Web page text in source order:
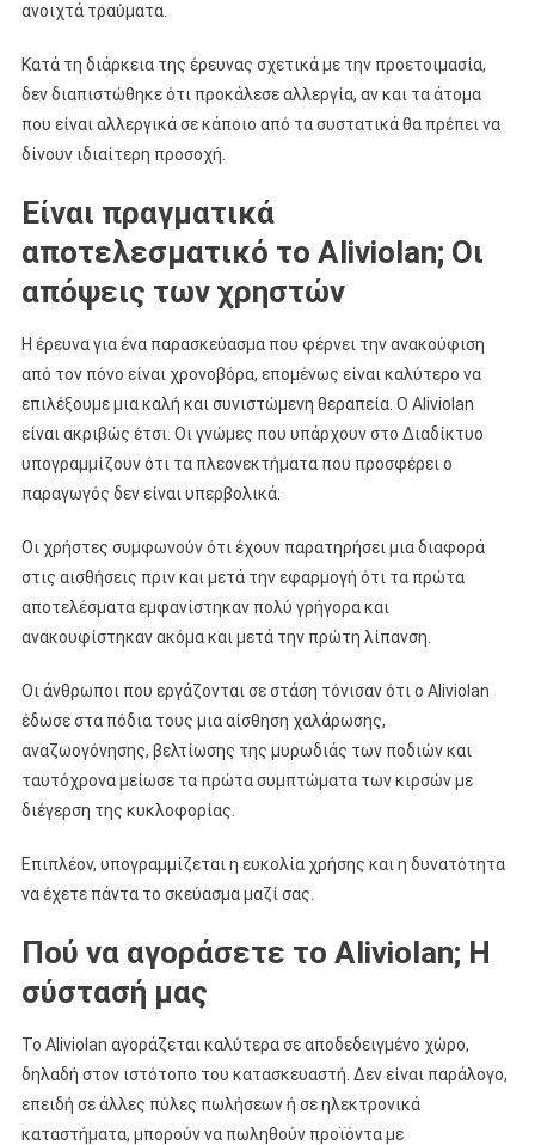
ανοιχτά τραύματα.
Κατά τη διάρκεια της έρευνας σχετικά με την προετοιμασία,
δεν διαπιστώθηκε ότι προκάλεσε αλλεργία, αν και τα άτομα
που είναι αλλεργικά σε κάποιο από τα συστατικά θα πρέπει να
δίνουν ιδιαίτερη προσοχή.
Είναι πραγματικά
αποτελεσματικό το Aliviolan; Οι
απόψεις των χρηστών
Η έρευνα για ένα παρασκεύασμα που φέρνει την ανακούφιση
από τον πόνο είναι χρονοβόρα, επομένως είναι καλύτερο να
επιλέξουμε μια καλή και συνιστώμενη θεραπεία. Ο Aliviolan
είναι ακριβώς έτσι. Οι γνώμες που υπάρχουν στο Διαδίκτυο
υπογραμμίζουν ότι τα πλεονεκτήματα που προσφέρει ο
παραγωγός δεν είναι υπερβολικά.
Οι χρήστες συμφωνούν ότι έχουν παρατηρήσει μια διαφορά
στις αισθήσεις πριν και μετά την εφαρμογή ότι τα πρώτα
αποτελέσματα εμφανίστηκαν πολύ γρήγορα και
ανακουφίστηκαν ακόμα και μετά την πρώτη λίπανση.
Οι άνθρωποι που εργάζονται σε στάση τόνισαν ότι ο Aliviolan
έδωσε στα πόδια τους μια αίσθηση χαλάρωσης,
αναζωογόνησης, βελτίωσης της μυρωδιάς των ποδιών και
ταυτόχρονα μείωσε τα πρώτα συμπτώματα των κιρσών με
διέγερση της κυκλοφορίας.
Επιπλέον, υπογραμμίζεται η ευκολία χρήσης και η δυνατότητα
να έχετε πάντα το σκεύασμα μαζί σας.
Πού να αγοράσετε το Aliviolan; Η
σύστασή μας
Το Aliviolan αγοράζεται καλύτερα σε αποδεδειγμένο χώρο,
δηλαδή στον ιστότοπο του κατασκευαστή. Δεν είναι παράλογο,
επειδή σε άλλες πύλες πωλήσεων ή σε ηλεκτρονικά
καταστήματα, μπορούν να πωληθούν προϊόντα με